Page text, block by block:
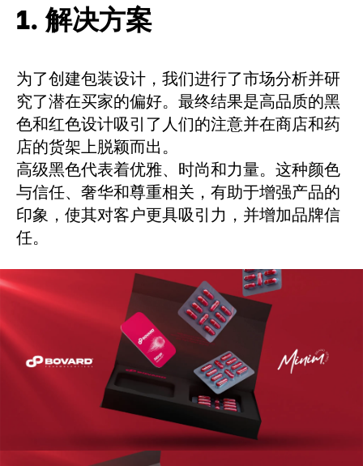
1. 解决方案
为了创建包装设计，我们进行了市场分析并研
究了潜在买家的偏好。最终结果是高品质的黑
色和红色设计吸引了人们的注意并在商店和药
店的货架上脱颖而出。
高级黑色代表着优雅、时尚和力量。这种颜色
与信任、奢华和尊重相关，有助于增强产品的
印象，使其对客户更具吸引力，并增加品牌信
任。